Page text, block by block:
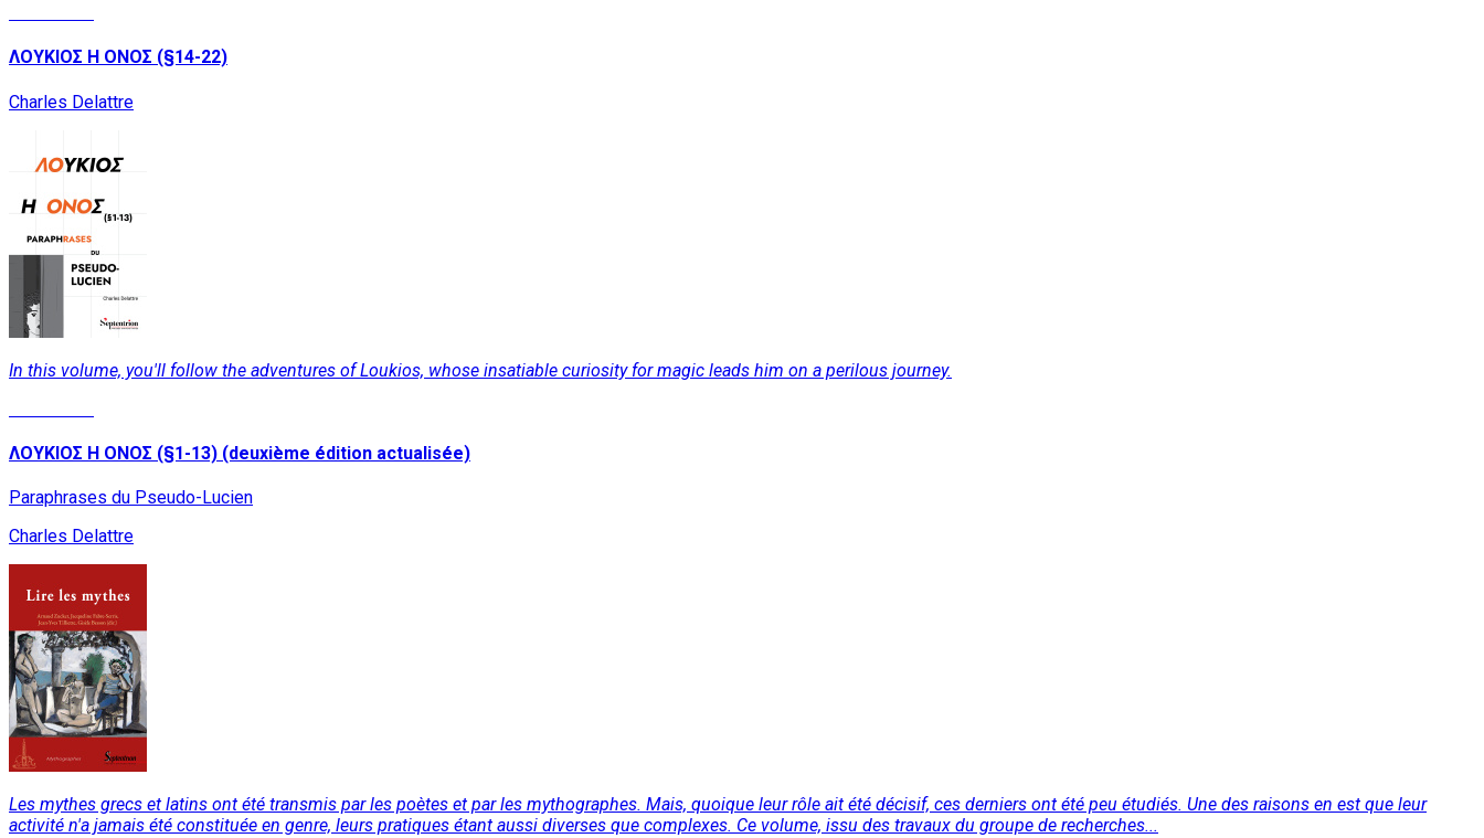
ΛΟΥΚΙΟΣ Η ΟΝΟΣ (§14-22)
Charles Delattre
In this volume, you'll follow the adventures of Loukios, whose insatiable curiosity for magic leads him on a perilous journey.
ΛΟΥΚΙΟΣ Η ΟΝΟΣ (§1-13) (deuxième édition actualisée)
Paraphrases du Pseudo-Lucien
Charles Delattre
Les mythes grecs et latins ont été transmis par les poètes et par les mythographes. Mais, quoique leur rôle ait été décisif, ces derniers ont été peu étudiés. Une des raisons en est que leur
activité n'a jamais été constituée en genre, leurs pratiques étant aussi diverses que complexes. Ce volume, issu des travaux du groupe de recherches...